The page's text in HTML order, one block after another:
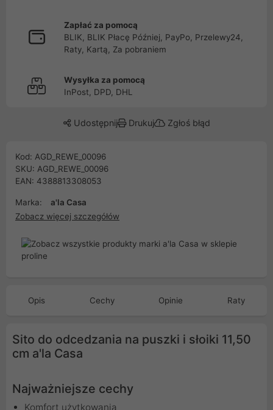
Zapłać za pomocą
BLIK, BLIK Płacę Później, PayPo, Przelewy24,
Raty, Kartą, Za pobraniem
Wysyłka za pomocą
InPost, DPD, DHL
Udostępnij Drukuj Zgłoś błąd
Kod: AGD_REWE_00096
SKU: AGD_REWE_00096
EAN: 4388813308053
Marka:
a'la Casa
Zobacz więcej szczegółów
Opis Cechy Opinie Raty
Sito do odcedzania na puszki i słoiki 11,50
cm a'la Casa
Najważniejsze cechy
Komfort użytkowania